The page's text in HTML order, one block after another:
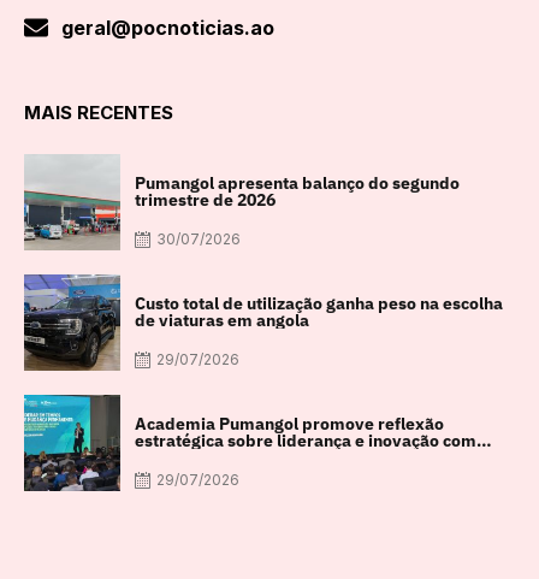
geral@pocnoticias.ao
MAIS RECENTES
Pumangol apresenta balanço do segundo
trimestre de 2026
30/07/2026
Custo total de utilização ganha peso na escolha
de viaturas em angola
29/07/2026
Academia Pumangol promove reflexão
estratégica sobre liderança e inovação com
29/07/2026